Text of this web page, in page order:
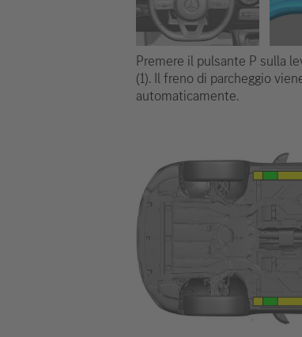
Premere il pulsante P sulla
(1). Il freno di parcheggio
automaticamente.